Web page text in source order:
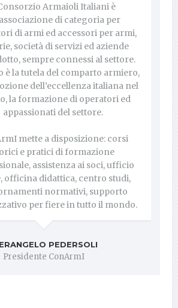
Armaioli Italiani è
di categoria per
di armi ed accessori per armi,
società di servizi ed aziende
sempre connessi al settore.
è la tutela del comparto armiero,
dell’eccellenza italiana nel
la formazione di operatori ed
appassionati del settore.
mette a disposizione: corsi
e pratici di formazione
assistenza ai soci, ufficio
officina didattica, centro studi,
normativi, supporto
per fiere in tutto il mondo.
PEDERSOLI
Presidente ConArmI